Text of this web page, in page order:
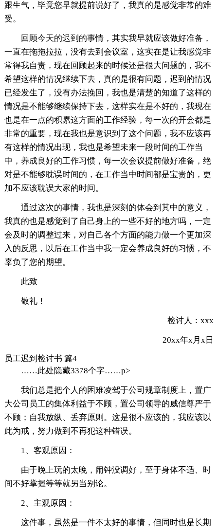
跟生气，毕竟您早就提前说好了，我真的是感觉非常的难
受。
回顾今天的迟到的事情，其实我早就应该做好准备，
一直在拖拖拉拉，没有去到会议室，这实在是让我感觉非
常得我自责，现在回顾起来的时候还是很大问题的，我不
希望这样的情况继续下去，真的是很有问题，迟到的情况
已经发生了，没有办法挽回，我也是清楚的知道了这样的
情况是不能够继续保持下去，这样实在是不好的，我现在
也是在一点的积累这方面的工作经验，每一次的开会都是
非常的重要，现在我也是意识到了这个问题，我不应该再
有这样的情况出现，我也是希望未来一段时间的工作当
中，养成良好的工作习惯，每一次会议提前做好准备，绝
对是不能够耽误时间的，在工作当中时间都是宝贵的，更
加不应该耽误大家的时间。
通过这次的事情，我也是深刻的体会到其中的意义，
我真的也是感觉到了自己身上的一些不好的地方吗，一定
会及时的调整过来，对自己各个方面的能力做一个更加深
入的反思，以后在工作当中我一定会养成良好的习惯，不
辜负了您的期望。
此致
敬礼！
检讨人：xxx
20xx年x月x日
员工迟到检讨书 篇4
……此处隐藏3378个字……p>
我们总是把个人的困难凌驾于公司规章制度上，置广
大公司员工的集体利益于不顾，置公司领导的威信尊严于
不顾；自我放纵、丢弃原则。这是很不应该的，我应该以
此为戒，努力做到不再犯这种错误。
1、客观原因：
由于晚上玩的太晚，闹钟没调好，至于身体不适、时
间不好掌握等等就另当别论。
2、主观原因：
这件事，虽然是一件不太好的事情，但同时也是长期